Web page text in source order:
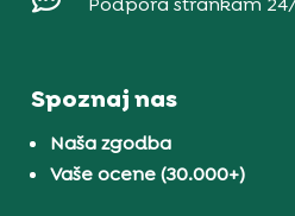
Spoznaj nas
Naša zgodba
Vaše ocene (30.000+)